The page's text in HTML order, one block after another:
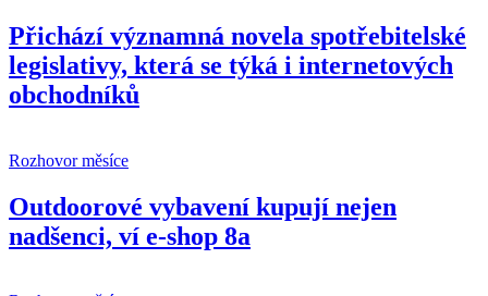
Přichází významná novela spotřebitelské
legislativy, která se týká i internetových
obchodníků
Rozhovor měsíce
Outdoorové vybavení kupují nejen
nadšenci, ví e-shop 8a